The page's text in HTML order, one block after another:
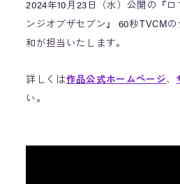
2024年10月23日（水）公開の『
ンジオブザセブン』 60秒TVCM
和が担当いたします。
詳しくは作品公式ホームページ、
い。